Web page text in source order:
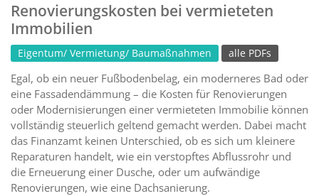
Renovierungskosten bei vermieteten
Immobilien
Eigentum/ Vermietung/ Baumaßnahmen alle PDFs
Egal, ob ein neuer Fußbodenbelag, ein moderneres Bad oder
eine Fassadendämmung – die Kosten für Renovierungen
oder Modernisierungen einer vermieteten Immobilie können
vollständig steuerlich geltend gemacht werden. Dabei macht
das Finanzamt keinen Unterschied, ob es sich um kleinere
Reparaturen handelt, wie ein verstopftes Abflussrohr und
die Erneuerung einer Dusche, oder um aufwändige
Renovierungen, wie eine Dachsanierung.